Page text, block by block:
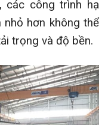
các công trình hạ
hơn không thể
trọng và độ bền.